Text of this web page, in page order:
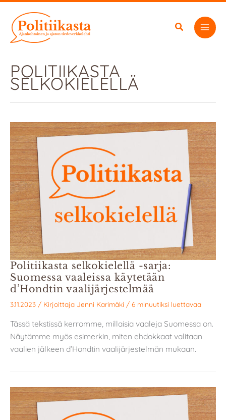
sisältöön
POLITIIKASTA
SELKOKIELELLÄ
Politiikasta selkokielellä -sarja:
Suomessa vaaleissa käytetään
d’Hondtin vaalijärjestelmää
3.11.2023 / Kirjoittaja Jenni Karimäki / 6 minuutiksi luettavaa
Tässä tekstissä kerromme, millaisia vaaleja Suomessa on.
Näytämme myös esimerkin, miten ehdokkaat valitaan
vaalien jälkeen d’Hondtin vaalijärjestelmän mukaan.